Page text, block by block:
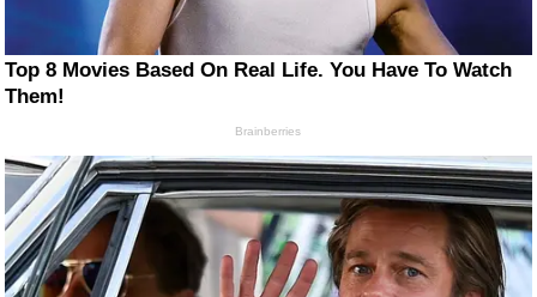
Top 8 Movies Based On Real Life. You Have To Watch
Them!
Brainberries